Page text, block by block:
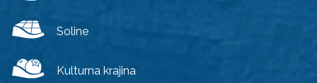
Soline
Kulturna krajina